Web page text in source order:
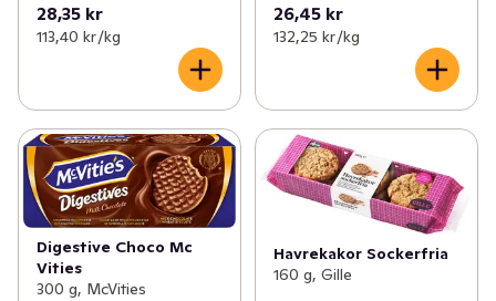
28,35 kr
113,40 kr /kg
26,45 kr
132,25 kr /kg
Digestive Choco Mc
Vities
300 g, McVities
Havrekakor Sockerfria
160 g, Gille